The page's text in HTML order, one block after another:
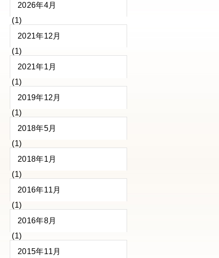
2026年4月
(1)
2021年12月
(1)
2021年1月
(1)
2019年12月
(1)
2018年5月
(1)
2018年1月
(1)
2016年11月
(1)
2016年8月
(1)
2015年11月